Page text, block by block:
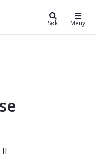
Søk Meny
- SMF2298
II